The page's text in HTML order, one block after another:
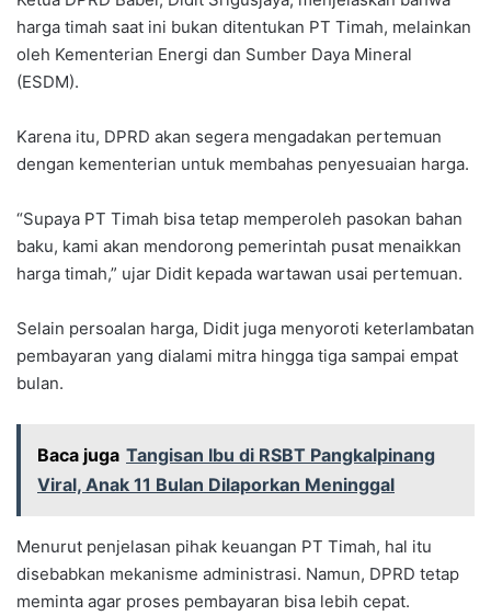
harga timah saat ini bukan ditentukan PT Timah, melainkan
oleh Kementerian Energi dan Sumber Daya Mineral
(ESDM).
Karena itu, DPRD akan segera mengadakan pertemuan
dengan kementerian untuk membahas penyesuaian harga.
“Supaya PT Timah bisa tetap memperoleh pasokan bahan
baku, kami akan mendorong pemerintah pusat menaikkan
harga timah,” ujar Didit kepada wartawan usai pertemuan.
Selain persoalan harga, Didit juga menyoroti keterlambatan
pembayaran yang dialami mitra hingga tiga sampai empat
bulan.
Baca juga Tangisan Ibu di RSBT Pangkalpinang
Viral, Anak 11 Bulan Dilaporkan Meninggal
Menurut penjelasan pihak keuangan PT Timah, hal itu
disebabkan mekanisme administrasi. Namun, DPRD tetap
meminta agar proses pembayaran bisa lebih cepat.